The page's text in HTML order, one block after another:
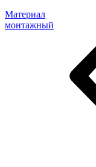
Материал
монтажный